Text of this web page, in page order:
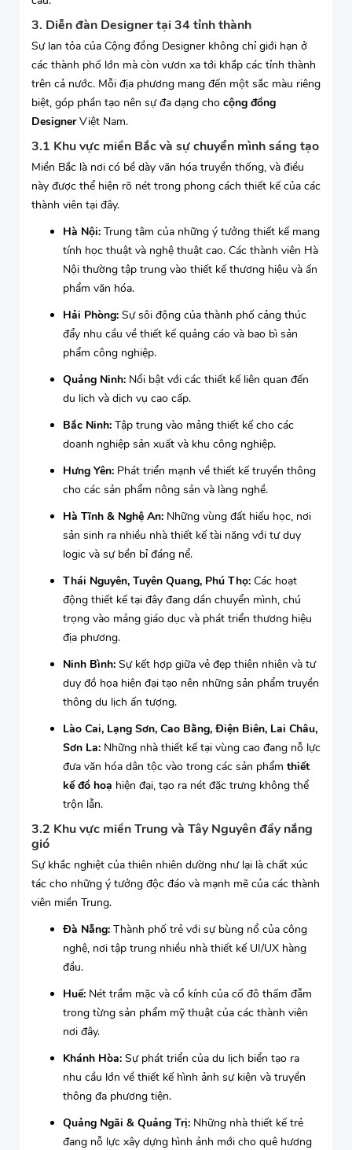
3. Diễn đàn Designer tại 34 tỉnh thành
Sự lan tỏa của Cộng đồng Designer không chỉ giới hạn ở
các thành phố lớn mà còn vươn xa tới khắp các tỉnh thành
trên cả nước. Mỗi địa phương mang đến một sắc màu riêng
biệt, góp phần tạo nên sự đa dạng cho cộng đồng
DesignerViệt Nam.
3.1 Khu vực miền Bắc và sự chuyển mình sáng tạo
Miền Bắc là nơi có bề dày văn hóa truyền thống, và điều
này được thể hiện rõ nét trong phong cách thiết kế của các
thành viên tại đây.
Hà Nội: Trung tâm của những ý tưởng thiết kế mang
tính học thuật và nghệ thuật cao. Các thành viên Hà
Nội thường tập trung vào thiết kế thương hiệu và ấn
phẩm văn hóa.
Hải Phòng: Sự sôi động của thành phố cảng thúc
đẩy nhu cầu về thiết kế quảng cáo và bao bì sản
phẩm công nghiệp.
Quảng Ninh: Nổi bật với các thiết kế liên quan đến
du lịch và dịch vụ cao cấp.
Bắc Ninh: Tập trung vào mảng thiết kế cho các
doanh nghiệp sản xuất và khu công nghiệp.
Hưng Yên: Phát triển mạnh về thiết kế truyền thông
cho các sản phẩm nông sản và làng nghề.
Hà Tĩnh & Nghệ An: Những vùng đất hiếu học, nơi
sản sinh ra nhiều nhà thiết kế tài năng với tư duy
logic và sự bền bỉ đáng nể.
Thái Nguyên, Tuyên Quang, Phú Thọ: Các hoạt
động thiết kế tại đây đang dần chuyển mình, chú
trọng vào mảng giáo dục và phát triển thương hiệu
địa phương.
Ninh Bình: Sự kết hợp giữa vẻ đẹp thiên nhiên và tư
duy đồ họa hiện đại tạo nên những sản phẩm truyền
thông du lịch ấn tượng.
Lào Cai, Lạng Sơn, Cao Bằng, Điện Biên, Lai Châu,
Sơn La: Những nhà thiết kế tại vùng cao đang nỗ lực
đưa văn hóa dân tộc vào trong các sản phẩm thiết
kế đồ hoạ hiện đại, tạo ra nét đặc trưng không thể
trộn lẫn.
3.2 Khu vực miền Trung và Tây Nguyên đầy nắng
gió
Sự khắc nghiệt của thiên nhiên dường như lại là chất xúc
tác cho những ý tưởng độc đáo và mạnh mẽ của các thành
viên miền Trung.
Đà Nẵng: Thành phố trẻ với sự bùng nổ của công
nghệ, nơi tập trung nhiều nhà thiết kế UI/UX hàng
đầu.
Huế: Nét trầm mặc và cổ kính của cố đô thấm đẫm
trong từng sản phẩm mỹ thuật của các thành viên
nơi đây.
Khánh Hòa: Sự phát triển của du lịch biển tạo ra
nhu cầu lớn về thiết kế hình ảnh sự kiện và truyền
thông đa phương tiện.
Quảng Ngãi & Quảng Trị: Những nhà thiết kế trẻ
đang nỗ lực xây dựng hình ảnh mới cho quê hương